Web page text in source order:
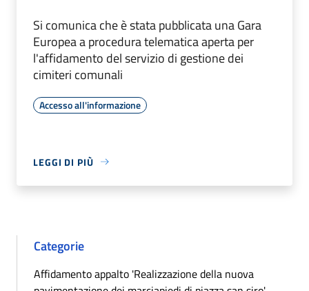
Si comunica che è stata pubblicata una Gara
Europea a procedura telematica aperta per
l'affidamento del servizio di gestione dei
cimiteri comunali
Accesso all'informazione
LEGGI DI PIÙ
Categorie
Affidamento appalto 'Realizzazione della nuova